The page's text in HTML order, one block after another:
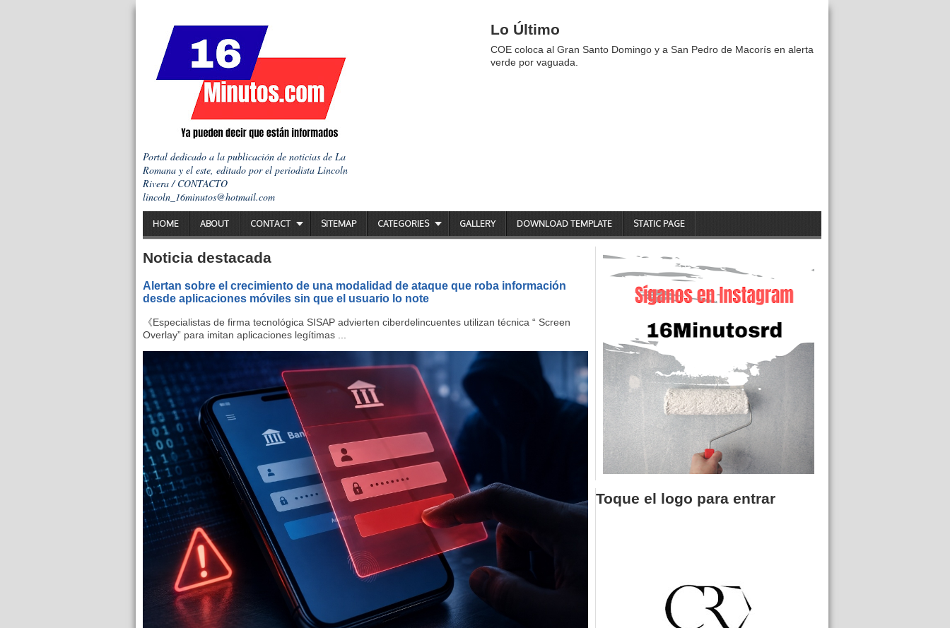
Portal dedicado a la publicación de noticias de La
Romana y el este, editado por el periodista Lincoln
Rivera / CONTACTO
lincoln_16minutos@hotmail.com
Lo Último
COE coloca al Gran Santo Domingo y a San Pedro de Macorís en alerta
verde por vaguada.
HOME ABOUT CONTACT SITEMAP CATEGORIES GALLERY DOWNLOAD TEMPLATE STATIC PAGE
Noticia destacada
Alertan sobre el crecimiento de una modalidad de ataque que roba información
desde aplicaciones móviles sin que el usuario lo note
《Especialistas de firma tecnológica SISAP advierten ciberdelincuentes utilizan técnica “ Screen
Overlay” para imitan aplicaciones legítimas ...
Toque el logo para entrar